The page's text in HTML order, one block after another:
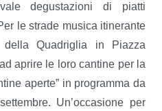
degustazioni di piatti
le strade musica itinerante
Quadriglia in Piazza
aprire le loro cantine per la
aperte” in programma da
Un’occasione per